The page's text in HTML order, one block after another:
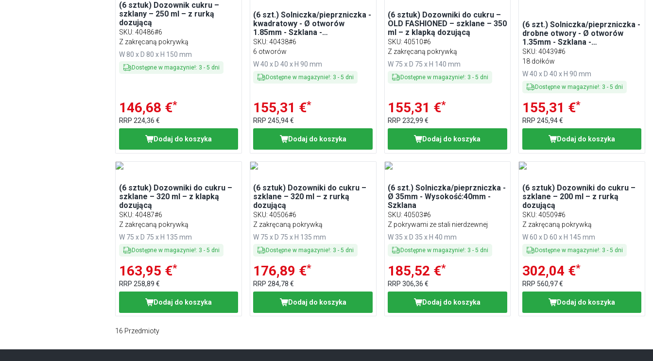
(6 sztuk) Dozownik cukru –
szklany – 250 ml – z rurką
dozującą
SKU: 40486#6
Z zakręcaną pokrywką
W 80 x D 80 x H 150 mm
Dostępne w magazynie!: 3 - 5 dni
146,68 €*
RRP 224,36 €
Dodaj do koszyka
(6 szt.) Solniczka/pieprzniczka -
kwadratowy - Ø otworów
1.85mm - Szklana -
Wysokość:90mm - Mat
SKU:40438#6
6 otworów
W 40 x D 40 x H 90 mm
Dostępne w magazynie!: 3 -5 dni
155,31 €*
RRP245,94 €
Dodaj do koszyka
(6 sztuk) Dozowniki do cukru –
OLD FASHIONED – szklane – 350
ml – z klapką dozującą
SKU:40510#6
Z zakręcaną pokrywką
W 75 x D 75 x H 140 mm
Dostępne w magazynie!: 3 -5 dni
155,31 €*
RRP232,99 €
Dodaj do koszyka
(6 szt.) Solniczka/pieprzniczka -
drobne otwory - Ø otworów
1.35mm - Szklana -
Wysokość:90mm -
Przezroczysty - Mat
SKU: 40439#6
18 dołków
W 40 x D 40 x H 90 mm
Dostępne w magazynie!: 3 - 5 dni
155,31 €*
RRP 245,94 €
Dodaj do koszyka
(6 sztuk) Dozowniki do cukru –
szklane – 320 ml – z klapką
dozującą
SKU: 40487#6
Z zakręcaną pokrywką
W 75 x D 75 x H 135 mm
Dostępne w magazynie!: 3 - 5 dni
163,95 €*
RRP 258,89 €
Dodaj do koszyka
(6 sztuk) Dozowniki do cukru –
szklane – 320 ml – z rurką
dozującą
SKU:40506#6
Z zakręcaną pokrywką
W 75 x D 75 x H 135 mm
Dostępne w magazynie!: 3 -5 dni
176,89 €*
RRP284,78 €
Dodaj do koszyka
(6 szt.) Solniczka/pieprzniczka -
Ø 35mm - Wysokość:40mm -
Szklana
SKU:40503#6
Z pokrywami ze stali nierdzewnej
W 35 x D 35 x H 40 mm
Dostępne w magazynie!: 3 -5 dni
185,52 €*
RRP306,36 €
Dodaj do koszyka
(6 sztuk) Dozowniki do cukru –
szklane – 200 ml – z rurką
dozującą
SKU: 40509#6
Z zakręcaną pokrywką
W 60 x D 60 x H 145 mm
Dostępne w magazynie!: 3 - 5 dni
302,04 €*
RRP 560,97 €
Dodaj do koszyka
16 Przedmioty